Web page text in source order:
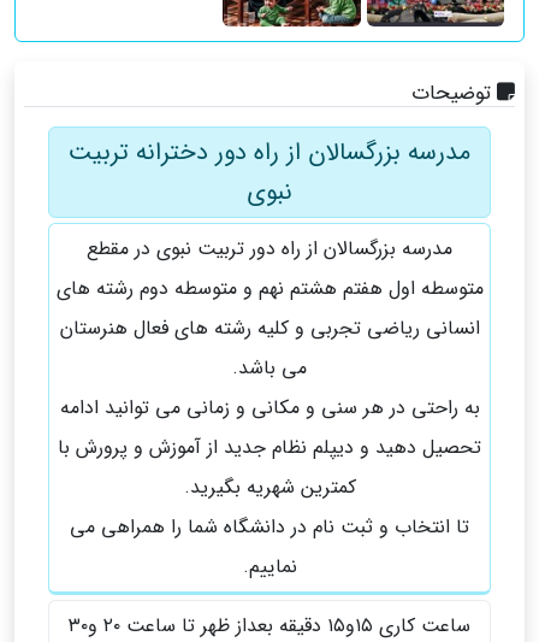
توضیحات
مدرسه بزرگسالان از راه دور دخترانه تربیت
نبوی
مدرسه بزرگسالان از راه دور تربیت نبوی در مقطع
متوسطه اول هفتم هشتم نهم و متوسطه دوم رشته های
انسانی ریاضی تجربی و کلیه رشته های فعال هنرستان
می باشد.
به راحتی در هر سنی و مکانی و زمانی می توانید ادامه
تحصیل دهید و دیپلم نظام جدید از آموزش و پرورش با
کمترین شهریه بگیرید.
تا انتخاب و ثبت نام در دانشگاه شما را همراهی می
نماییم.
ساعت کاری ۱۵و۱۵ دقیقه بعداز ظهر تا ساعت ۲۰ و۳۰